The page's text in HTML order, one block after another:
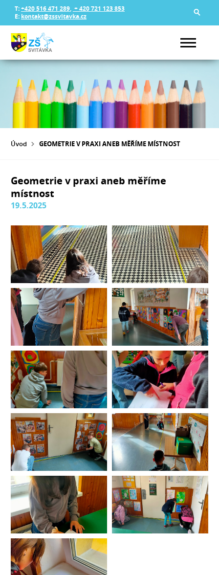
T:+420 516 471 289, + 420 721 123 853
E: kontakt@zssvitavka.cz
Úvod GEOMETRIE V PRAXI ANEB MĚŘÍME MÍSTNOST
Geometrie v praxi aneb měříme
místnost
19.5.2025